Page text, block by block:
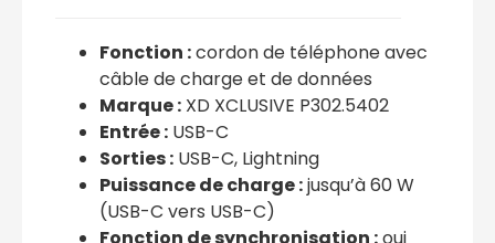
Fonction :cordon de téléphone avec
câble de charge et de données
Marque : XD XCLUSIVE P302.5402
Entrée : USB-C
Sorties : USB-C, Lightning
Puissance de charge :jusqu’à 60 W
(USB-C vers USB-C)
Fonction de synchronisation :oui